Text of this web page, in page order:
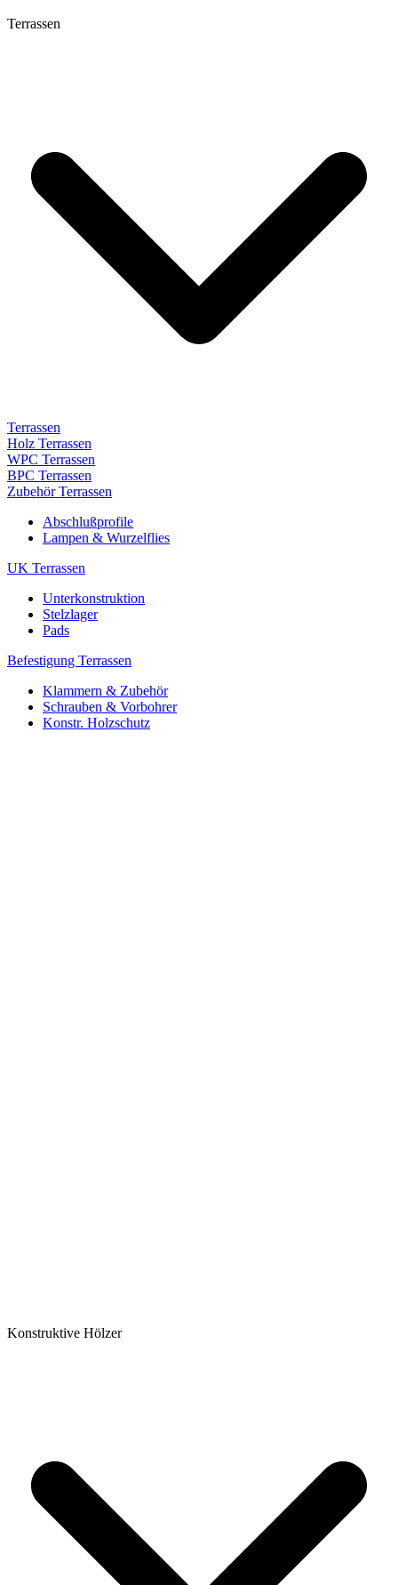
Terrassen
Terrassen
Holz Terrassen
WPC Terrassen
BPC Terrassen
Zubehör Terrassen
Abschlußprofile
Lampen & Wurzelflies
UK Terrassen
Unterkonstruktion
Stelzlager
Pads
Befestigung Terrassen
Klammern & Zubehör
Schrauben & Vorbohrer
Konstr. Holzschutz
Konstruktive Hölzer